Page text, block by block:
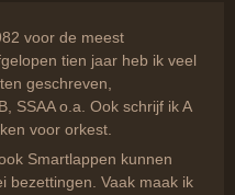
voor de meest
tien jaar heb ik veel
geschreven,
SSAA o.a. Ook schrijf ik A
voor orkest.
Smartlappen kunnen
bezettingen. Vaak maak ik